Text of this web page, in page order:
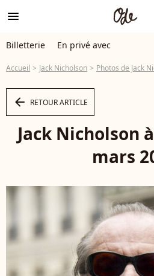
menu
Billetterie En privé avec
Accueil Jack Nicholson Photos de Jack
arrow_left RETOUR ARTICLE
Jack Nicholson
mars